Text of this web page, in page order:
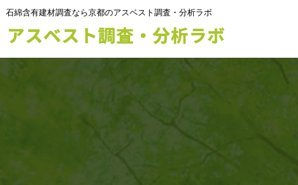
石綿含有建材調査なら京都のアスベスト調査・分析ラボ